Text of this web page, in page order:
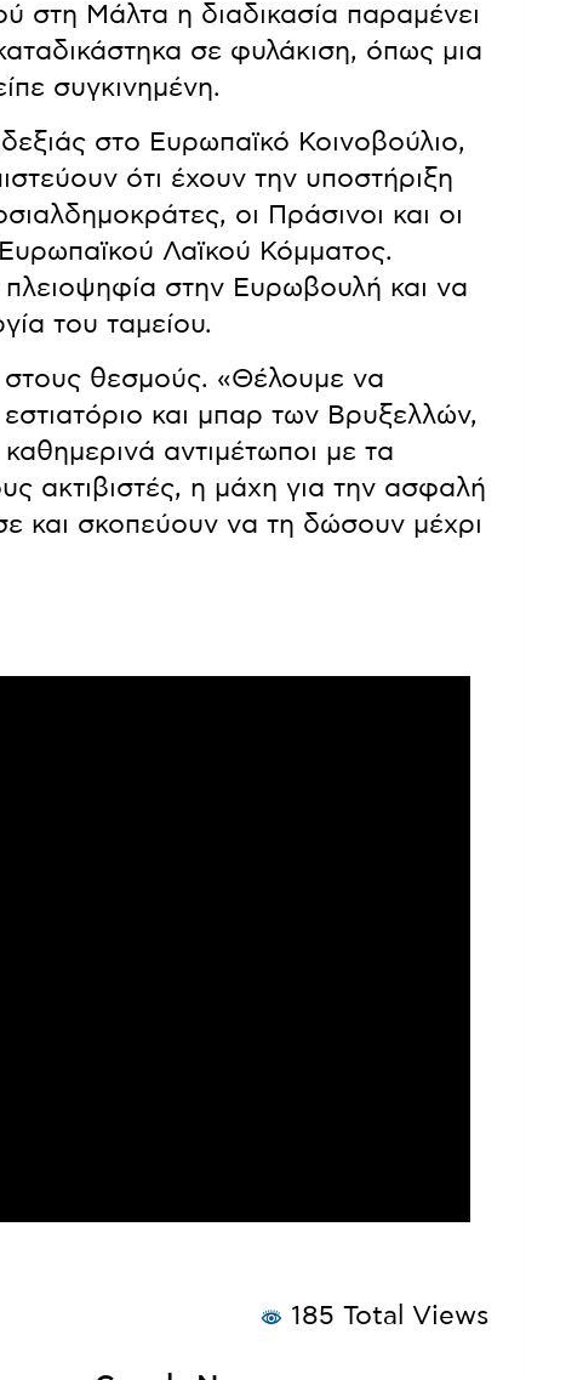
στη Μάλτα η διαδικασία παραμένει
σε φυλάκιση, όπως μια
συγκινημένη.
στο Ευρωπαϊκό Κοινοβούλιο,
ότι έχουν την υποστήριξη
οι Πράσινοι και οι
Λαϊκού Κόμματος.
στην Ευρωβουλή και να
του ταμείου.
στους θεσμούς. «Θέλουμε να
και μπαρ των Βρυξελλών,
αντιμέτωποι με τα
ακτιβιστές, η μάχη για την ασφαλή
και σκοπεύουν να τη δώσουν μέχρι
185 Total Views